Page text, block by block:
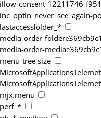
illow-consent-12211746-
inc_optin_never_see_again-
lastaccessfolder_*
media-order-
media-order-
menu-tree-size
mjx.menu
perf_*